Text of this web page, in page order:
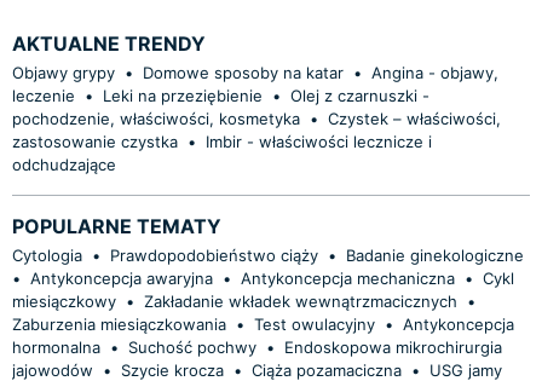
AKTUALNE TRENDY
Objawy grypy • Domowe sposoby na katar • Angina - objawy,
leczenie
• Leki na przeziębienie • Olej z czarnuszki -
pochodzenie, właściwości, kosmetyka • Czystek – właściwości,
zastosowanie czystka •
Imbir - właściwości lecznicze i
odchudzające
POPULARNE TEMATY
Cytologia • Prawdopodobieństwo ciąży •
Badanie ginekologiczne
• Antykoncepcja awaryjna • Antykoncepcja mechaniczna • Cykl
miesiączkowy • Zakładanie wkładek wewnątrzmacicznych
•
Zaburzenia miesiączkowania • Test owulacyjny • Antykoncepcja
hormonalna • Suchość pochwy •
Endoskopowa mikrochirurgia
jajowodów
• Szycie krocza • Ciąża pozamaciczna •
USG jamy